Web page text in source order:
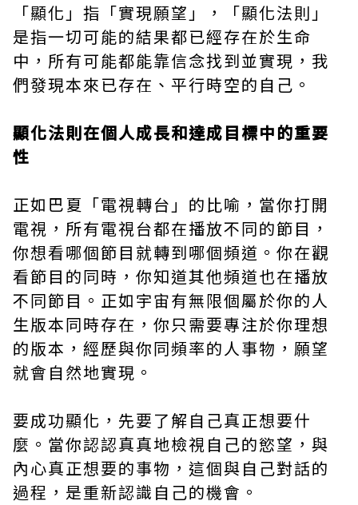
「顯化」指「實現願望」，「顯化法則」
是指一切可能的結果都已經存在於生命
中，所有可能都能靠信念找到並實現，我
們發現本來已存在、平行時空的自己。
顯化法則在個人成長和達成目標中的重要
性
正如巴夏「電視轉台」的比喻，當你打開
電視，所有電視台都在播放不同的節目，
你想看哪個節目就轉到哪個頻道。你在觀
看節目的同時，你知道其他頻道也在播放
不同節目。正如宇宙有無限個屬於你的人
生版本同時存在，你只需要專注於你理想
的版本，經歷與你同頻率的人事物，願望
就會自然地實現。
要成功顯化，先要了解自己真正想要什
麼。當你認認真真地檢視自己的慾望，與
內心真正想要的事物，這個與自己對話的
過程，是重新認識自己的機會。